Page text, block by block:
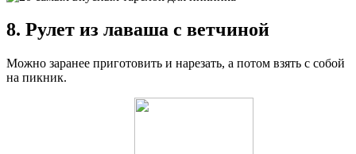
8. Рулет из лаваша с ветчиной
Можно заранее приготовить и нарезать, а потом взять с собой
на пикник.